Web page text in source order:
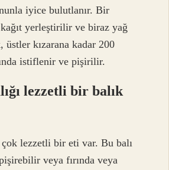
iyice bulutlanır. Bir
yerleştirilir ve biraz yağ
üstler kızarana kadar 200
istiflenir ve pişirilir.
lezzetli bir balık
çok lezzetli bir eti var. Bu balı
veya fırında veya